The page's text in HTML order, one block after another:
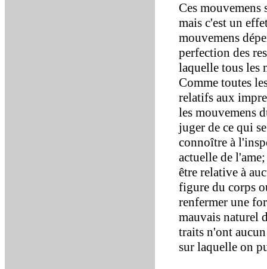
Ces
mais c'est un
mouvemens
perfection des
laquelle tous les
Comme toutes
relatifs aux
les mouvemens
juger de ce qui
connoître à
actuelle de
être relative à
figure du corps
renfermer une
mauvais naturel
traits n'ont
sur laquelle on